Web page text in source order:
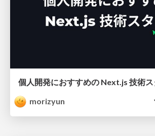
個人開発におすすめの Next.js 技術ス
morizyun